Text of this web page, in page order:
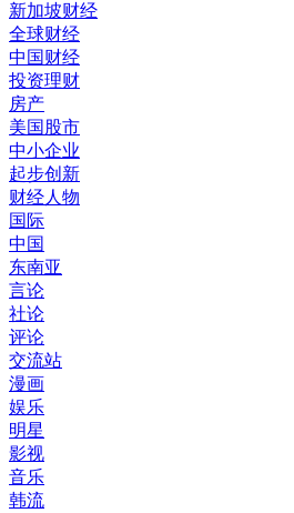
新加坡财经
全球财经
中国财经
投资理财
房产
美国股市
中小企业
起步创新
财经人物
国际
中国
东南亚
言论
社论
评论
交流站
漫画
娱乐
明星
影视
音乐
韩流